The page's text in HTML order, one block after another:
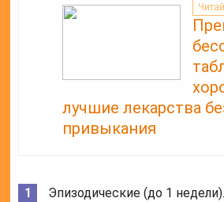
лучшие лекарства
привыкания
Эпизодические (до 1 недели).